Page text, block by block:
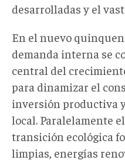
desarrolladas y el
En el nuevo
demanda interna se
central del
para dinamizar el
inversión productiva
local. Paralelamente
transición ecológica
limpias, energías